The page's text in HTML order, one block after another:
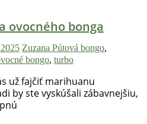
ovocného bonga
Zuzana Pútová bongo,
bongo, turbo
už fajčiť marihuanu
by ste vyskúšali zábavnejšiu,